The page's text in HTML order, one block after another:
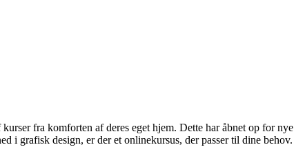
fra komforten af deres eget hjem. Dette har åbnet op for nye
i grafisk design, er der et onlinekursus, der passer til dine behov.